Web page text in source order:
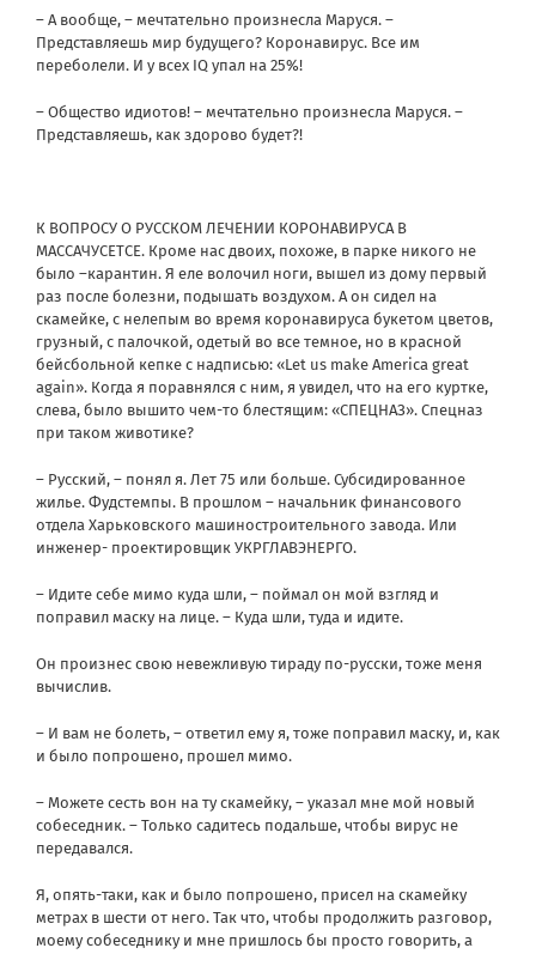
– А вообще, – мечтательно произнесла Маруся. –
Представляешь мир будущего? Коронавирус. Все им
переболели. И у всех IQ упал на 25%!
– Общество идиотов! – мечтательно произнесла Маруся. –
Представляешь, как здорово будет?!
К ВОПРОСУ О РУССКОМ ЛЕЧЕНИИ КОРОНАВИРУСА В
МАССАЧУСЕТСЕ. Кроме нас двоих, похоже, в парке никого не
было –карантин. Я еле волочил ноги, вышел из дому первый
раз после болезни, подышать воздухом. A он сидел на
скамейке, с нелепым во время коронавируса букетом цветов,
грузный, с палочкой, одетый во все темное, но в красной
бейсбольной кепке с надписью: «Let us make America great
again». Когда я поравнялся с ним, я увидел, что на его куртке,
слева, было вышито чем-то блестящим: «СПЕЦНАЗ». Спецназ
при таком животике?
– Русский, – понял я. Лет 75 или больше. Субсидированное
жилье. Фудстемпы. В прошлом – начальник финансового
отдела Харьковского машиностроительного завода. Или
инженер- проектировщик УКРГЛАВЭНЕРГО.
– Идите себе мимо куда шли, – поймал он мой взгляд и
поправил маску на лице. – Куда шли, туда и идите.
Он произнес свою невежливую тираду по-русски, тоже меня
вычислив.
– И вам не болеть, – ответил ему я, тоже поправил маску, и, как
и было попрошено, прошел мимо.
– Можете сесть вон на ту скамейку, – указал мне мой новый
собеседник. – Только садитесь подальше, чтобы вирус не
передавался.
Я, опять-таки, как и было попрошено, присел на скамейку
метрах в шести от него. Так что, чтобы продолжить разговор,
моему собеседнику и мне пришлось бы просто говорить, а